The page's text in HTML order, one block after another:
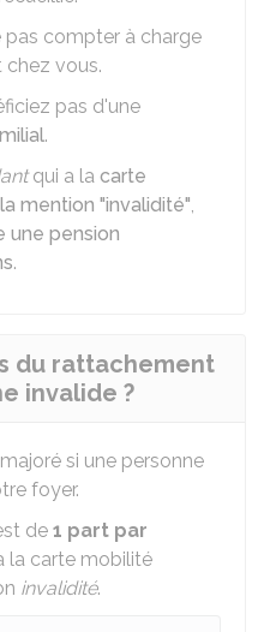
pas compter à charge
chez vous.
pas d'une
.
qui a la carte
mention "invalidité",
une pension
.
du rattachement
invalide ?
si une personne
foyer.
de 1 part par
la carte mobilité
invalidité.